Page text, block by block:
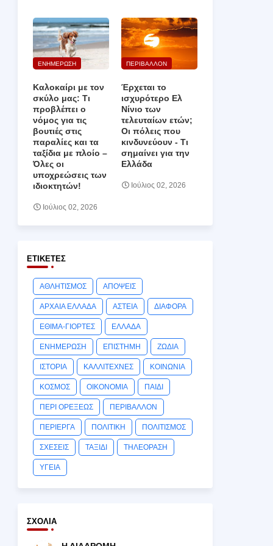
ΕΝΗΜΕΡΩΣΗ
Καλοκαίρι με τον
σκύλο μας: Τι
προβλέπει ο
νόμος για τις
βουτιές στις
παραλίες και τα
ταξίδια με πλοίο –
Όλες οι
υποχρεώσεις των
ιδιοκτητών!
Ιούλιος 02, 2026
ΠΕΡΙΒΑΛΛΟΝ
Έρχεται το
ισχυρότερο Ελ
Νίνιο των
τελευταίων ετών;
Οι πόλεις που
κινδυνεύουν ‑ Τι
σημαίνει για την
Ελλάδα
Ιούλιος 02, 2026
ΕΤΙΚΈΤΕΣ
ΑΘΛΗΤΙΣΜΟΣ ΑΠΟΨΕΙΣ
ΑΡΧΑΙΑ ΕΛΛΑΔΑ ΑΣΤΕΙΑ ΔΙΑΦΟΡΑ
ΕΘΙΜΑ-ΓΙΟΡΤΕΣ ΕΛΛΑΔΑ
ΕΝΗΜΕΡΩΣΗ ΕΠΙΣΤΗΜΗ ΖΩΔΙΑ
ΙΣΤΟΡΙΑ ΚΑΛΛΙΤΕΧΝΕΣ ΚΟΙΝΩΝΙΑ
ΚΟΣΜΟΣ ΟΙΚΟΝΟΜΙΑ ΠΑΙΔΙ
ΠΕΡΙ ΟΡΕΞΕΩΣ ΠΕΡΙΒΑΛΛΟΝ
ΠΕΡΙΕΡΓΑ ΠΟΛΙΤΙΚΗ ΠΟΛΙΤΙΣΜΟΣ
ΣΧΕΣΕΙΣ ΤΑΞΙΔΙ ΤΗΛΕΟΡΑΣΗ
ΥΓΕΙΑ
ΣΧΌΛΙΑ